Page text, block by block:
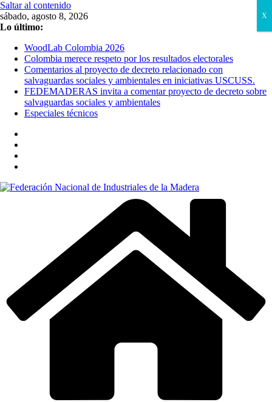
Saltar al contenido
sábado, agosto 8, 2026
Lo último:
WoodLab Colombia 2026
Colombia merece respeto por los resultados electorales
Comentarios al proyecto de decreto relacionado con
salvaguardas sociales y ambientales en iniciativas USCUSS.
FEDEMADERAS invita a comentar proyecto de decreto sobre
salvaguardas sociales y ambientales
Especiales técnicos
X